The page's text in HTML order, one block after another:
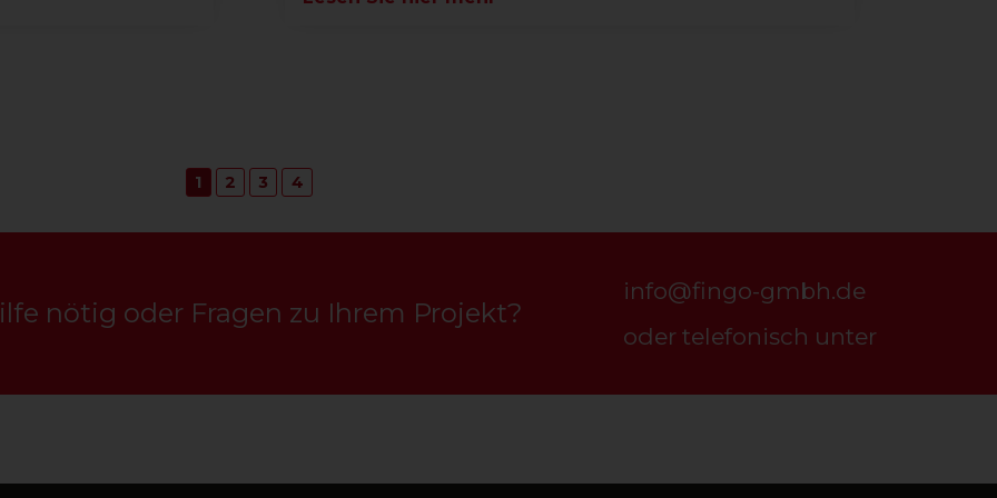
1 2 3 4
nötig oder Fragen zu Ihrem Projekt?
info@fingo-gmbh.de
oder telefonisch unter